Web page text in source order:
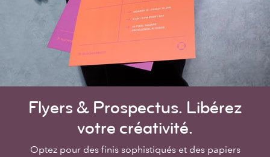
Flyers & Prospectus. Libérez
votre créativité.
Optez pour des finis sophistiqués et des papiers